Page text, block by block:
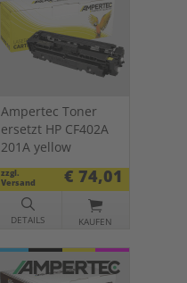
Ampertec Toner
ersetzt HP CF402A
201A yellow
zzgl.
Versand
€ 74,01
DETAILS KAUFEN